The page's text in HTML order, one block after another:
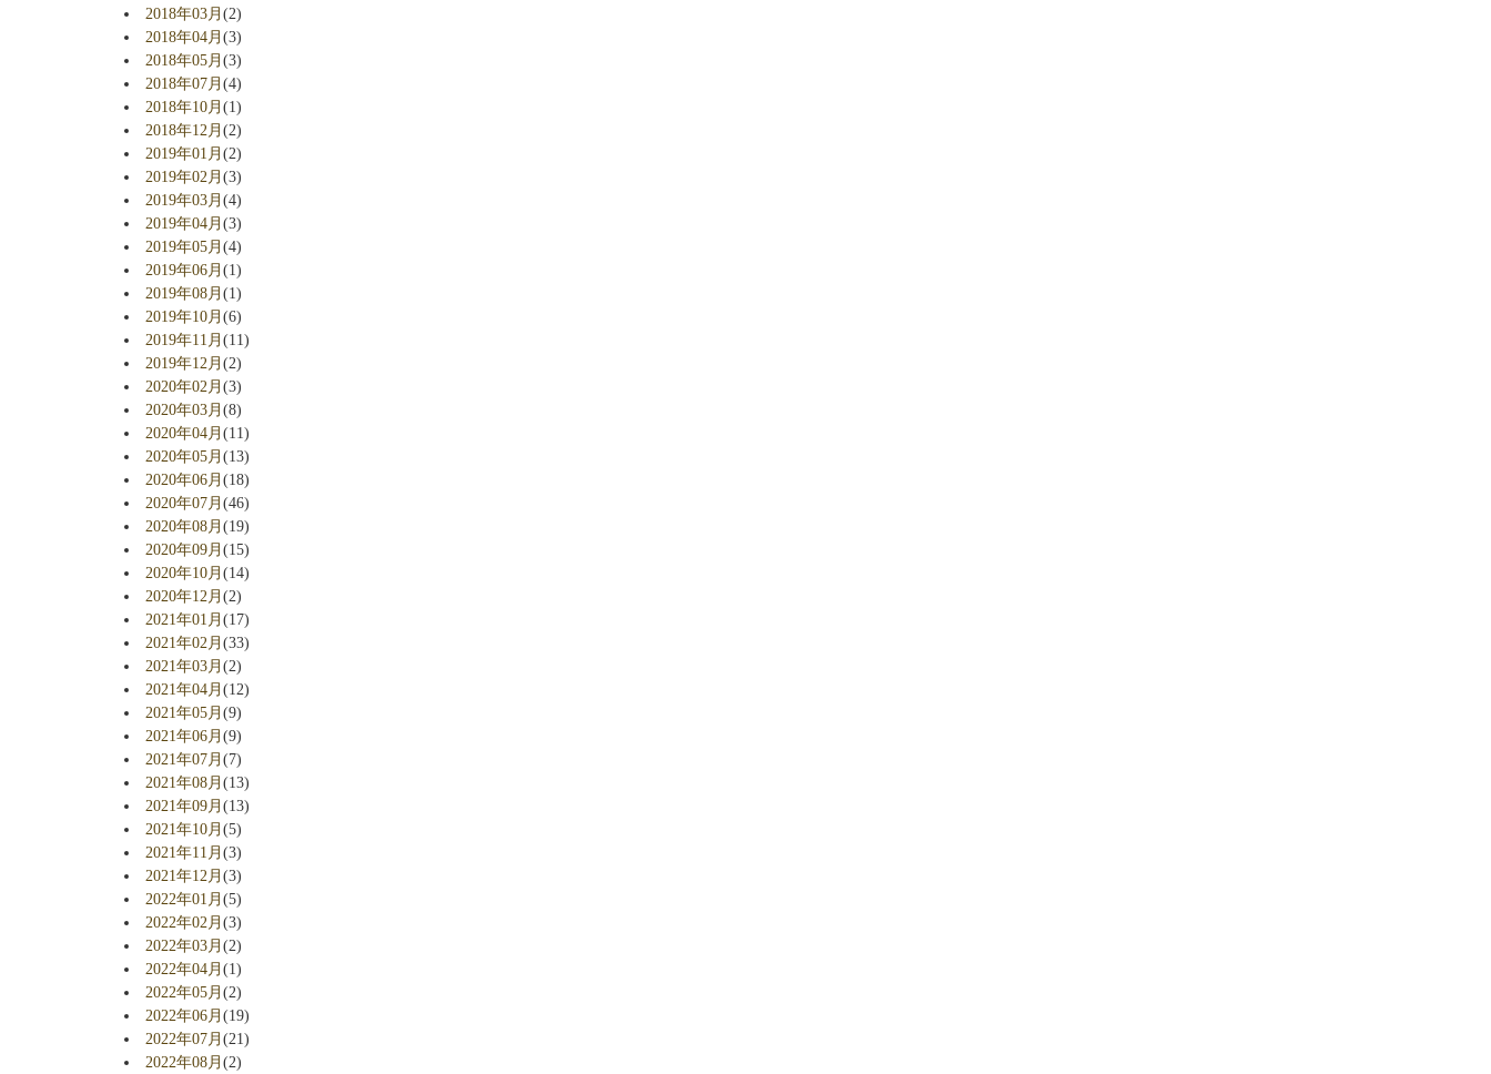
2018年03月(2)
2018年04月(3)
2018年05月(3)
2018年07月(4)
2018年10月(1)
2018年12月(2)
2019年01月(2)
2019年02月(3)
2019年03月(4)
2019年04月(3)
2019年05月(4)
2019年06月(1)
2019年08月(1)
2019年10月(6)
2019年11月(11)
2019年12月(2)
2020年02月(3)
2020年03月(8)
2020年04月(11)
2020年05月(13)
2020年06月(18)
2020年07月(46)
2020年08月(19)
2020年09月(15)
2020年10月(14)
2020年12月(2)
2021年01月(17)
2021年02月(33)
2021年03月(2)
2021年04月(12)
2021年05月(9)
2021年06月(9)
2021年07月(7)
2021年08月(13)
2021年09月(13)
2021年10月(5)
2021年11月(3)
2021年12月(3)
2022年01月(5)
2022年02月(3)
2022年03月(2)
2022年04月(1)
2022年05月(2)
2022年06月(19)
2022年07月(21)
2022年08月(2)